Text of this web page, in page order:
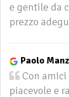
e gentile da
prezzo
Paolo
Con
piacevole e